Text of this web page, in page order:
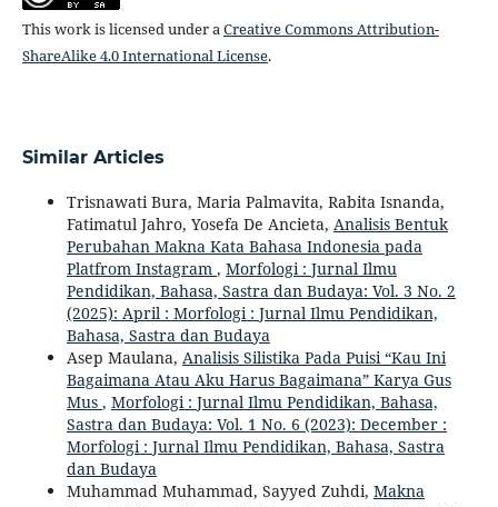
This work is licensed under aCreative Commons Attribution-
ShareAlike 4.0 International License.
Similar Articles
Trisnawati Bura, Maria Palmavita, Rabita Isnanda,
Fatimatul Jahro, Yosefa De Ancieta, Analisis Bentuk
Perubahan Makna Kata Bahasa Indonesia pada
Platfrom Instagram , Morfologi : Jurnal Ilmu
Pendidikan, Bahasa, Sastra dan Budaya: Vol. 3 No. 2
(2025): April : Morfologi : Jurnal Ilmu Pendidikan,
Bahasa, Sastra dan Budaya
Asep Maulana, Analisis Silistika Pada Puisi “Kau Ini
Bagaimana Atau Aku Harus Bagaimana” Karya Gus
Mus , Morfologi : Jurnal Ilmu Pendidikan, Bahasa,
Sastra dan Budaya: Vol. 1 No. 6 (2023): December :
Morfologi : Jurnal Ilmu Pendidikan, Bahasa, Sastra
dan Budaya
Muhammad Muhammad, Sayyed Zuhdi, Makna